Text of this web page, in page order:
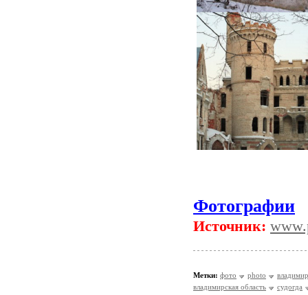
Фотографии
Источник:
Метки: фото photo
владимир
владимирская область
судогда